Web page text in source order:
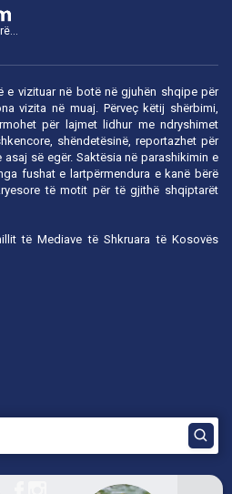
e vizituar në botë në gjuhën shqipe për
vizita në muaj. Përveç këtij shërbimi,
për lajmet lidhur me ndryshimet
shëndetësinë, reportazhet për
së egër. Saktësia në parashikimin e
fushat e lartpërmendura e kanë bërë
të motit për të gjithë shqiptarët
të Mediave të Shkruara të Kosovës